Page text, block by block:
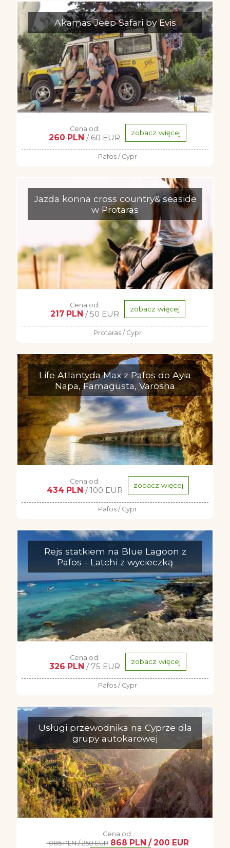
Akamas Jeep Safari by Evis
Cena od:
260 PLN / 60 EUR zobacz więcej
Pafos / Cypr
Jazda konna cross country& seaside
w Protaras
Cena od:
217 PLN / 50 EUR zobacz więcej
Protaras / Cypr
Life Atlantyda Max z Pafos do Ayia
Napa, Famagusta, Varosha
Cena od:
434 PLN / 100 EUR zobacz więcej
Pafos / Cypr
Rejs statkiem na Blue Lagoon z
Pafos - Latchi z wycieczką
Cena od:
326 PLN / 75 EUR zobacz więcej
Pafos / Cypr
Usługi przewodnika na Cyprze dla
grupy autokarowej
Cena od:
1085 PLN / 250 EUR 868 PLN / 200 EUR